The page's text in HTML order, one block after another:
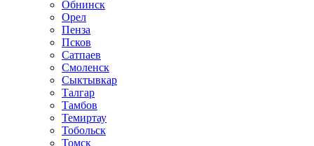
Обнинск
Орел
Пенза
Псков
Сатпаев
Смоленск
Сыктывкар
Талгар
Тамбов
Темиртау
Тобольск
Томск